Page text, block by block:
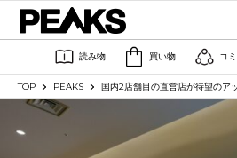
読み物 買い物 コ
TOP PEAKS 国内2店舗目の直営店が待望のア